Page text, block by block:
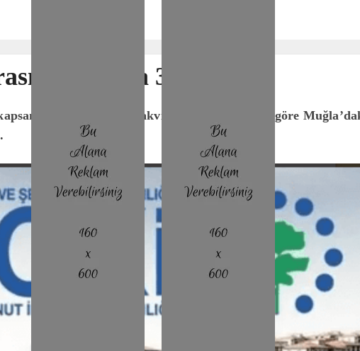
Muğla’da 3 Mart’ta
kura çekim takvimi açıklandı. Buna göre